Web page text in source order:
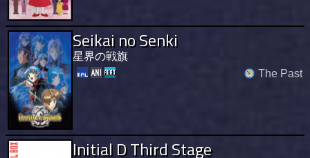
Seikai no Senki
星界の戦旗
The Past
Initial D Third Stage